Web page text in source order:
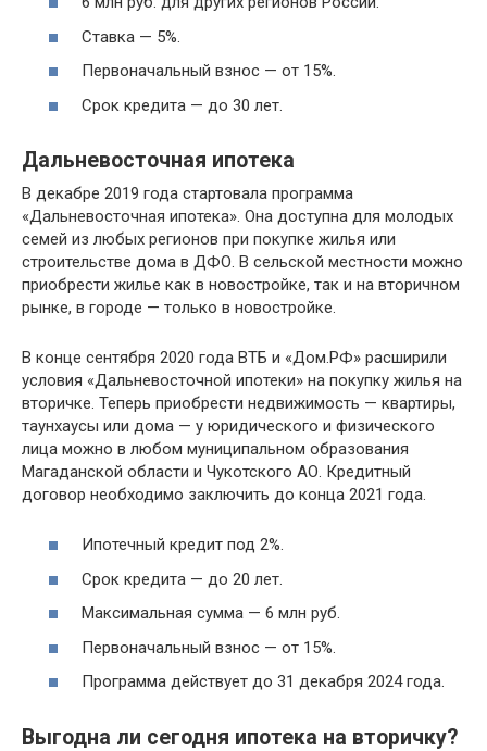
Ставка — 5%.
Первоначальный взнос — от 15%.
Срок кредита — до 30 лет.
Дальневосточная ипотека
В декабре 2019 года стартовала программа
«Дальневосточная ипотека». Она доступна для молодых
семей из любых регионов при покупке жилья или
строительстве дома в ДФО. В сельской местности можно
приобрести жилье как в новостройке, так и на вторичном
рынке, в городе — только в новостройке.
В конце сентября 2020 года ВТБ и «Дом.РФ» расширили
условия «Дальневосточной ипотеки» на покупку жилья на
вторичке. Теперь приобрести недвижимость — квартиры,
таунхаусы или дома — у юридического и физического
лица можно в любом муниципальном образования
Магаданской области и Чукотского АО. Кредитный
договор необходимо заключить до конца 2021 года.
Ипотечный кредит под 2%.
Срок кредита — до 20 лет.
Максимальная сумма — 6 млн руб.
Первоначальный взнос — от 15%.
Программа действует до 31 декабря 2024 года.
Выгодна ли сегодня ипотека на вторичку?